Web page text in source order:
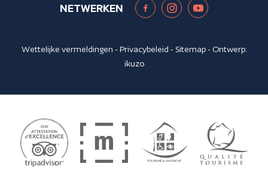
NETWERKEN
Wettelijke vermeldingen -Privacybeleid - Sitemap- Ontwerp:
ikuzo